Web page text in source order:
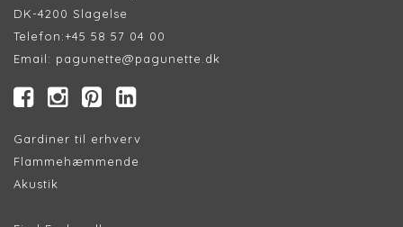
DK-4200 Slagelse
Telefon:+45 58 57 04 00
Email: pagunette@pagunette.dk
Gardiner til erhverv
Flammehæmmende
Akustik